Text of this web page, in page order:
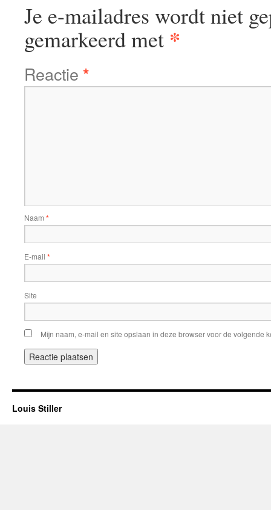
Je e-mailadres wordt niet
gemarkeerd met *
Reactie *
Naam *
E-mail *
Site
Mijn naam, e-mail en site opslaan in deze browser voor de volgende
Louis Stiller